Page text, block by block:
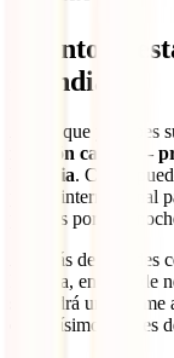
Cuánto
Islandia
Ahora que ya sabes
relación calidad –
Islandia. Como
póliza internacional
pagarás por una
Además de grandes
Islandia, en caso de
supondrá un
elevadísimos costes